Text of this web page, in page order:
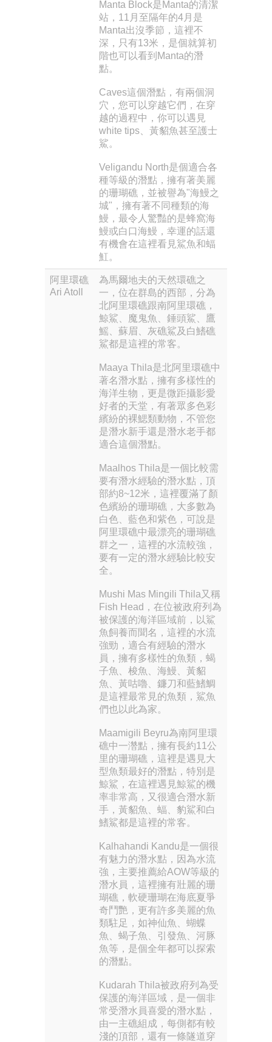
Manta Block是Manta的清潔
站，11月至隔年的4月是
Manta出沒季節，這裡不
深，只有13米，是個就算初
階也可以看到Manta的潛
點。
Caves這個潛點，有兩個洞
穴，您可以穿越它們，在穿
越的過程中，你可以遇見
white tips、黃貂魚甚至護士
鯊。
Veligandu North是個適合各
種等級的潛點，擁有著美麗
的珊瑚礁，並被譽為"海鰻之
城"，擁有著不同種類的海
鰻，最令人驚豔的是蜂窩海
鰻或白口海鰻，幸運的話還
有機會在這裡看見鯊魚和蝠
魟。
阿里環礁
Ari Atoll
為馬爾地夫的天然環礁之
一，位在群島的西部，分為
北阿里環礁跟南阿里環礁，
鯨鯊、魔鬼魚、錘頭鯊、鷹
鰩、蘇眉、灰礁鯊及白鰭礁
鯊都是這裡的常客。
Maaya Thila是北阿里環礁中
著名潛水點，擁有多樣性的
海洋生物，更是微距攝影愛
好者的天堂，有著眾多色彩
繽紛的裸鰓類動物，不管您
是潛水新手還是潛水老手都
適合這個潛點。
Maalhos Thila是一個比較需
要有潛水經驗的潛水點，頂
部約8~12米，這裡覆滿了顏
色繽紛的珊瑚礁，大多數為
白色、藍色和紫色，可說是
阿里環礁中最漂亮的珊瑚礁
群之一，這裡的水流較強，
要有一定的潛水經驗比較安
全。
Mushi Mas Mingili Thila又稱
Fish Head，在位被政府列為
被保護的海洋區域前，以鯊
魚飼養而聞名，這裡的水流
強勁，適合有經驗的潛水
員，擁有多樣性的魚類，蝎
子魚、梭魚、海鰻、黃貂
魚、黃咕嚕、鐮刀和藍鰭鯛
是這裡最常見的魚類，鯊魚
們也以此為家。
Maamigili Beyru為南阿里環
礁中一濳點，擁有長約11公
里的珊瑚礁，這裡是遇見大
型魚類最好的潛點，特別是
鯨鯊，在這裡遇見鯨鯊的機
率非常高，又很適合潛水新
手，黃貂魚、蝠、豹鯊和白
鰭鯊都是這裡的常客。
Kalhahandi Kandu是一個很
有魅力的潛水點，因為水流
強，主要推薦給AOW等級的
潛水員，這裡擁有壯麗的珊
瑚礁，軟硬珊瑚在海底夏爭
奇鬥艷，更有許多美麗的魚
類駐足，如神仙魚、蝴蝶
魚、蝎子魚、引發魚、河豚
魚等，是個全年都可以探索
的潛點。
Kudarah Thila被政府列為受
保護的海洋區域，是一個非
常受潛水員喜愛的潛水點，
由一主礁組成，每側都有較
淺的頂部，還有一條隧道穿